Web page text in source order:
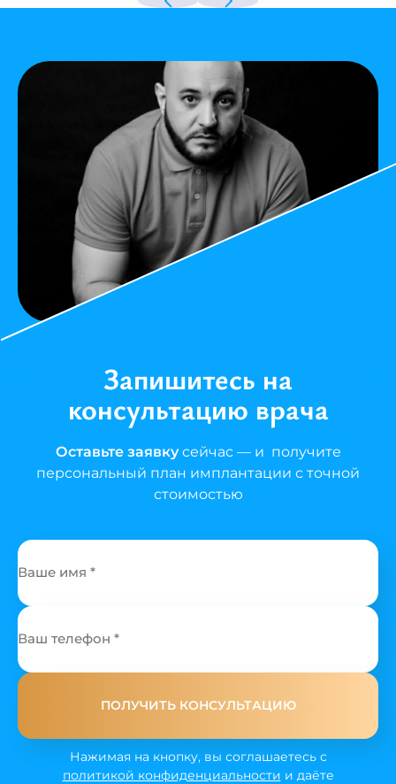
Запишитесь на
консультацию врача
Оставьте заявкусейчас — и получите
персональный план имплантации с точной
стоимостью
ПОЛУЧИТЬ КОНСУЛЬТАЦИЮ
Нажимая на кнопку, вы соглашаетесь с
политикой конфиденциальности и даёте